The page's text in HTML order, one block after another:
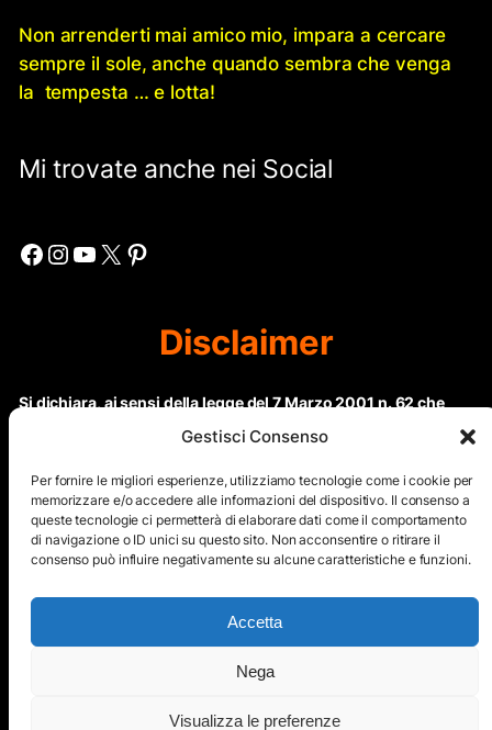
Gestisci Consenso
Per fornire le migliori esperienze, utilizziamo tecnologie come i cookie per
memorizzare e/o accedere alle informazioni del dispositivo. Il consenso a
queste tecnologie ci permetterà di elaborare dati come il comportamento
di navigazione o ID unici su questo sito. Non acconsentire o ritirare il
consenso può influire negativamente su alcune caratteristiche e funzioni.
Accetta
Nega
Visualizza le preferenze
Non arrenderti mai amico mio, impara a cercare
sempre il sole, anche quando sembra che venga
la tempesta … e lotta!
Mi trovate anche nei Social
Facebook Instagram YouTube X Pinterest
Disclaimer
Si dichiara, ai sensi della legge del 7 Marzo 2001 n. 62 che
questo sito non rientra nella categoria di “Informazione
regolari. Le immagini dei collaboratori detentori del
Copyright © sono riproducibili solo dietro specifica
autorizzazione. Il contenuto del sito, comprensivo di testi e
immagini, eccetto dove espressamente specificato, è
protetto da Copyright © e non può essere riprodotto e
diffuso tramite nessun mezzo elettronico o cartaceo senza
esplicita autorizzazione scritta da parte dello staff di ”Il Mare
nel cuore”